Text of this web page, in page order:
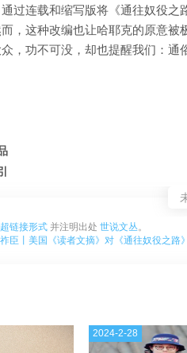
通过连载和缩写版将《通往奴役
，这种改编也让哈耶克的原意
，功不可没，却也提醒我们：通
超链接形式 并注明出处 世说文丛。
祚臣丨美国《读者文摘》对《通往奴役之路
2024-2-28